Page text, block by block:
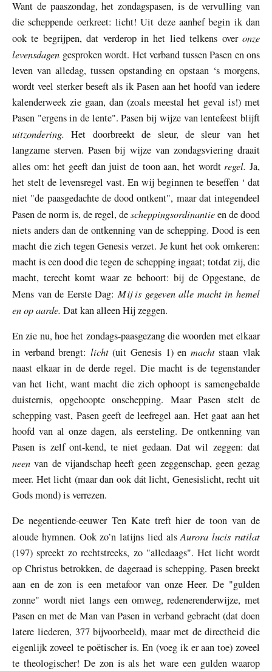
Want de paaszondag, het zondagspasen, is de vervulling van
die scheppende oerkreet: licht! Uit deze aanhef begin ik dan
ook te begrijpen, dat verderop in het lied telkens over onze
levensdagen gesproken wordt. Het verband tussen Pasen en ons
leven van alledag, tussen opstanding en opstaan ‘s morgens,
wordt veel sterker beseft als ik Pasen aan het hoofd van iedere
kalenderweek zie gaan, dan (zoals meestal het geval is!) met
Pasen "ergens in de lente". Pasen bij wijze van lentefeest blijft
uitzondering.Het doorbreekt de sleur, de sleur van het
langzame sterven. Pasen bij wijze van zondagsviering draait
alles om: het geeft dan juist de toon aan, het wordtregel.Ja,
het stelt de levensregel vast. En wij beginnen te beseffen ‘ dat
niet "de paasgedachte de dood ontkent", maar dat integendeel
Pasen de norm is, de regel, descheppingsordinantieen de dood
niets anders dan de ontkenning van de schepping. Dood is een
macht die zich tegen Genesis verzet. Je kunt het ook omkeren:
macht is een dood die tegen de schepping ingaat; totdat zij, die
macht, terecht komt waar ze behoort: bij de Opgestane, de
Mens van de Eerste Dag: Mij is gegeven alle macht in hemel
en op aarde. Dat kan alleen Hij zeggen.
En zie nu, hoe het zondags-paasgezang die woorden met elkaar
in verband brengt: licht(uit Genesis 1) en machtstaan vlak
naast elkaar in de derde regel. Die macht is de tegenstander
van het licht, want macht die zich ophoopt is samengebalde
duisternis, opgehoopte onschepping. Maar Pasen stelt de
schepping vast, Pasen geeft de leefregel aan. Het gaat aan het
hoofd van al onze dagen, als eersteling. De ontkenning van
Pasen is zelf ont-kend, te niet gedaan. Dat wil zeggen: dat
neenvan de vijandschap heeft geen zeggenschap, geen gezag
meer. Het licht (maar dan ook dát licht, Genesislicht, recht uit
Gods mond) is verrezen.
De negentiende-eeuwer Ten Kate treft hier de toon van de
aloude hymnen. Ook zo’n latijns lied alsAurora lucis rutilat
(197) spreekt zo rechtstreeks, zo "alledaags". Het licht wordt
op Christus betrokken, de dageraad is schepping. Pasen breekt
aan en de zon is een metafoor van onze Heer. De "gulden
zonne" wordt niet langs een omweg, redenerenderwijze, met
Pasen en met de Man van Pasen in verband gebracht (dat doen
latere liederen, 377 bijvoorbeeld), maar met de directheid die
eigenlijk zoveel te poëtischer is. En (voeg ik er aan toe) zoveel
te theologischer! De zon is als het ware een gulden waarop